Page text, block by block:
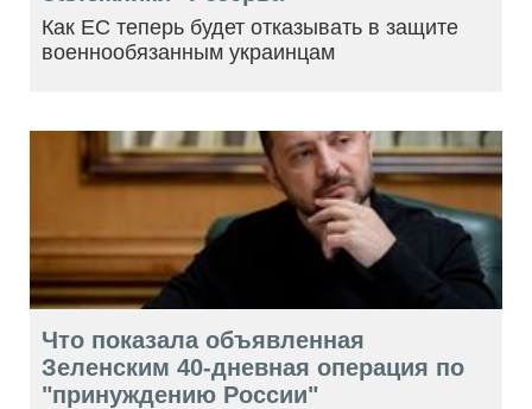
Как ЕС теперь будет отказывать в защите
военнообязанным украинцам
Что показала объявленная
Зеленским 40-дневная операция по
"принуждению России"